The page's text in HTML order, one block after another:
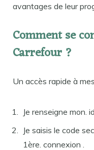
avantages de leur
Comment se
Carrefour ?
Un accès rapide à
Je renseigne mon.
Je saisis le code
1ère. connexion .